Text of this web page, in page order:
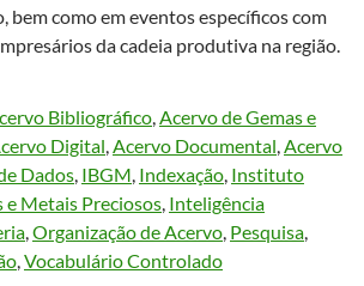
bem como em eventos específicos com
da cadeia produtiva na região.
Bibliográfico Acervo de Gemas e
Digital Acervo Documental Acervo
Dados IBGM Indexação Instituto
e Metais Preciosos Inteligência
Organização de Acervo Pesquisa
Vocabulário Controlado